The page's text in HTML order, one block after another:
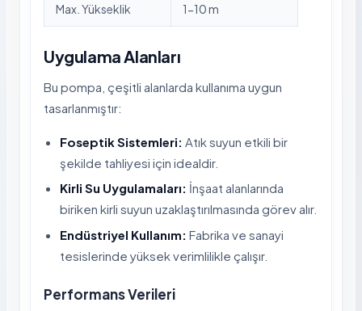
Max. Yükseklik 1-10 m
Uygulama Alanları
Bu pompa, çeşitli alanlarda kullanıma uygun
tasarlanmıştır:
Foseptik Sistemleri: Atık suyun etkili bir
şekilde tahliyesi için idealdir.
Kirli Su Uygulamaları: İnşaat alanlarında
biriken kirli suyun uzaklaştırılmasında görev alır.
Endüstriyel Kullanım: Fabrika ve sanayi
tesislerinde yüksek verimlilikle çalışır.
Performans Verileri